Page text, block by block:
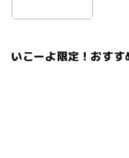
いこーよ限定！おすす